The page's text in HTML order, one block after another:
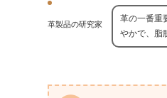
革製品の研究家
革の一番重
やかで、脂